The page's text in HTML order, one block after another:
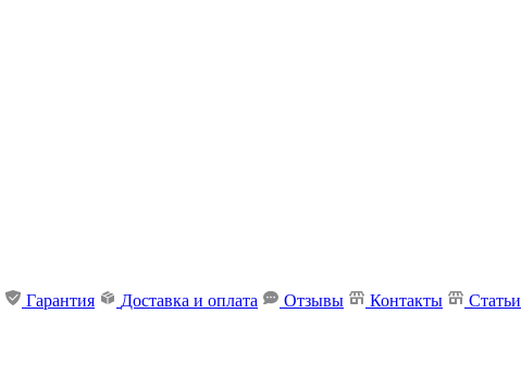
Гарантия Доставка и оплата Отзывы Контакты Статьи